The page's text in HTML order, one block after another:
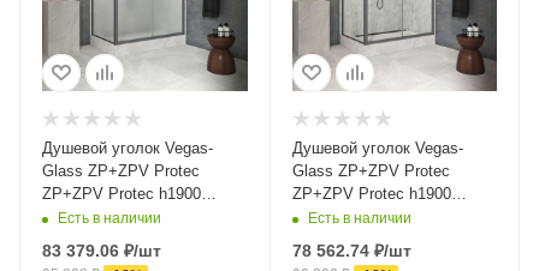
Душевой уголок Vegas-
Glass ZP+ZPV Protec
ZP+ZPV Protec h1900
145*75 06 10 145х75 стекло
вороненая сталь без
Есть в наличии
83 379.06 ₽/шт
Душевой уголок Vegas-
Glass ZP+ZPV Protec
ZP+ZPV Protec h1900
145*75 06 01 145х75 стекло
вороненая сталь без
Есть в наличии
78 562.74₽/шт